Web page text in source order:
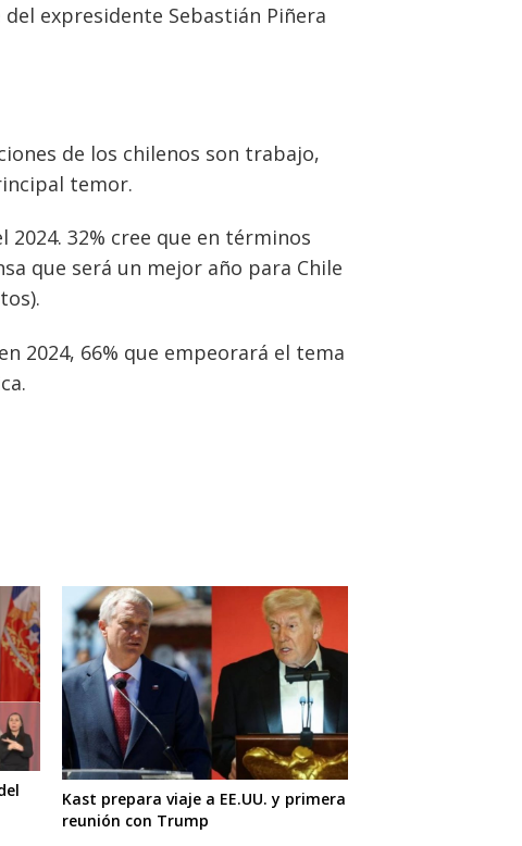
expresidente Sebastián Piñera
de los chilenos son trabajo,
temor.
32% cree que en términos
que será un mejor año para Chile
2024, 66% que empeorará el tema
Kast prepara viaje a EE.UU. y primera
reunión con Trump